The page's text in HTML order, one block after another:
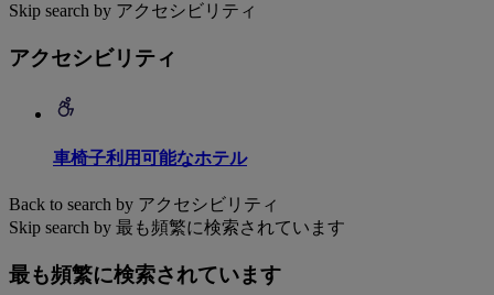
Skip search by アクセシビリティ
アクセシビリティ
車椅子利用可能なホテル
Back to search by アクセシビリティ
Skip search by 最も頻繁に検索されています
最も頻繁に検索されています